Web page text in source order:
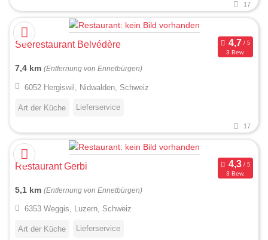
17
Seerestaurant Belvédère
3 Bew.
7,4 km (Entfernung von Ennetbürgen)
6052 Hergiswil, Nidwalden, Schweiz
Art der Küche Lieferservice
17
Restaurant Gerbi
3 Bew.
5,1 km (Entfernung von Ennetbürgen)
6353 Weggis, Luzern, Schweiz
Art der Küche Lieferservice